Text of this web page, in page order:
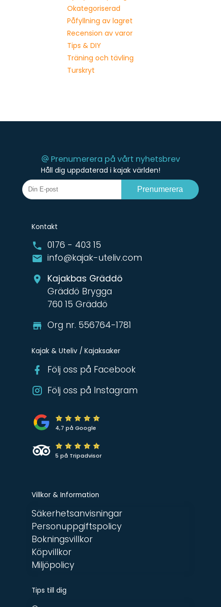
Okategoriserad
Påfyllning av lagret
Recension av varor
Tips & DIY
Träning och tävling
Turskryt
Prenumerera på vårt nyhetsbrev
Håll dig uppdaterad i kajak världen!
Prenumerera
Kontakt
0176 - 403 15
info@kajak-uteliv.com
Kajakbas Gräddö
Gräddö Brygga
760 15 Gräddö
Org nr. 556764-1781
Kajak & Uteliv / Kajaksaker
Följ oss på Facebook
Följ oss på Instagram
4,7 på Google
5 på Tripadvisor
Villkor & Information
Säkerhetsanvisningar
Personuppgiftspolicy
Bokningsvillkor
Köpvillkor
Miljöpolicy
Tips till dig